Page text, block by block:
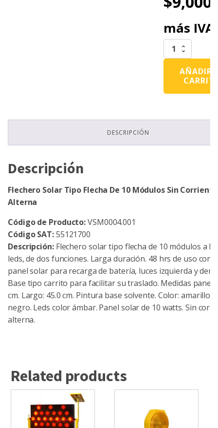
más IVA
Flechero
Solar
Flecha
10
Corriente
AÑADIR
DESCRIPCIÓN
Descripción
Flechero Solar Tipo Flecha De 10 Módulos Sin Corriente
Alterna
Código de Producto:VSM0004.001
Código SAT:55121700
Descripción:Flechero solar tipo flecha de 10 módulos a
leds, de dos funciones. Larga duración. 48 hrs de uso
panel solar para recarga de batería, luces izquierda y
Base tipo carrito para facilitar su traslado. Medidas panel:
cm. Largo: 45.0 cm. Pintura base solvente. Color: amarillo
negro. Leds color ámbar. Panel solar de 10 watts. Sin
alterna.
Related products